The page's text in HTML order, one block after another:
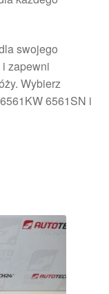
swojego
zapewni
Wybierz
6561SN i